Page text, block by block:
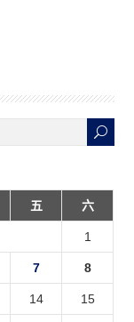
五 六
1
7 8
14 15